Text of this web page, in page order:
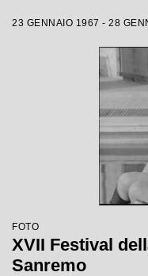
23 GENNAIO 1967 - 28
FOTO
XVII Festival
Sanremo